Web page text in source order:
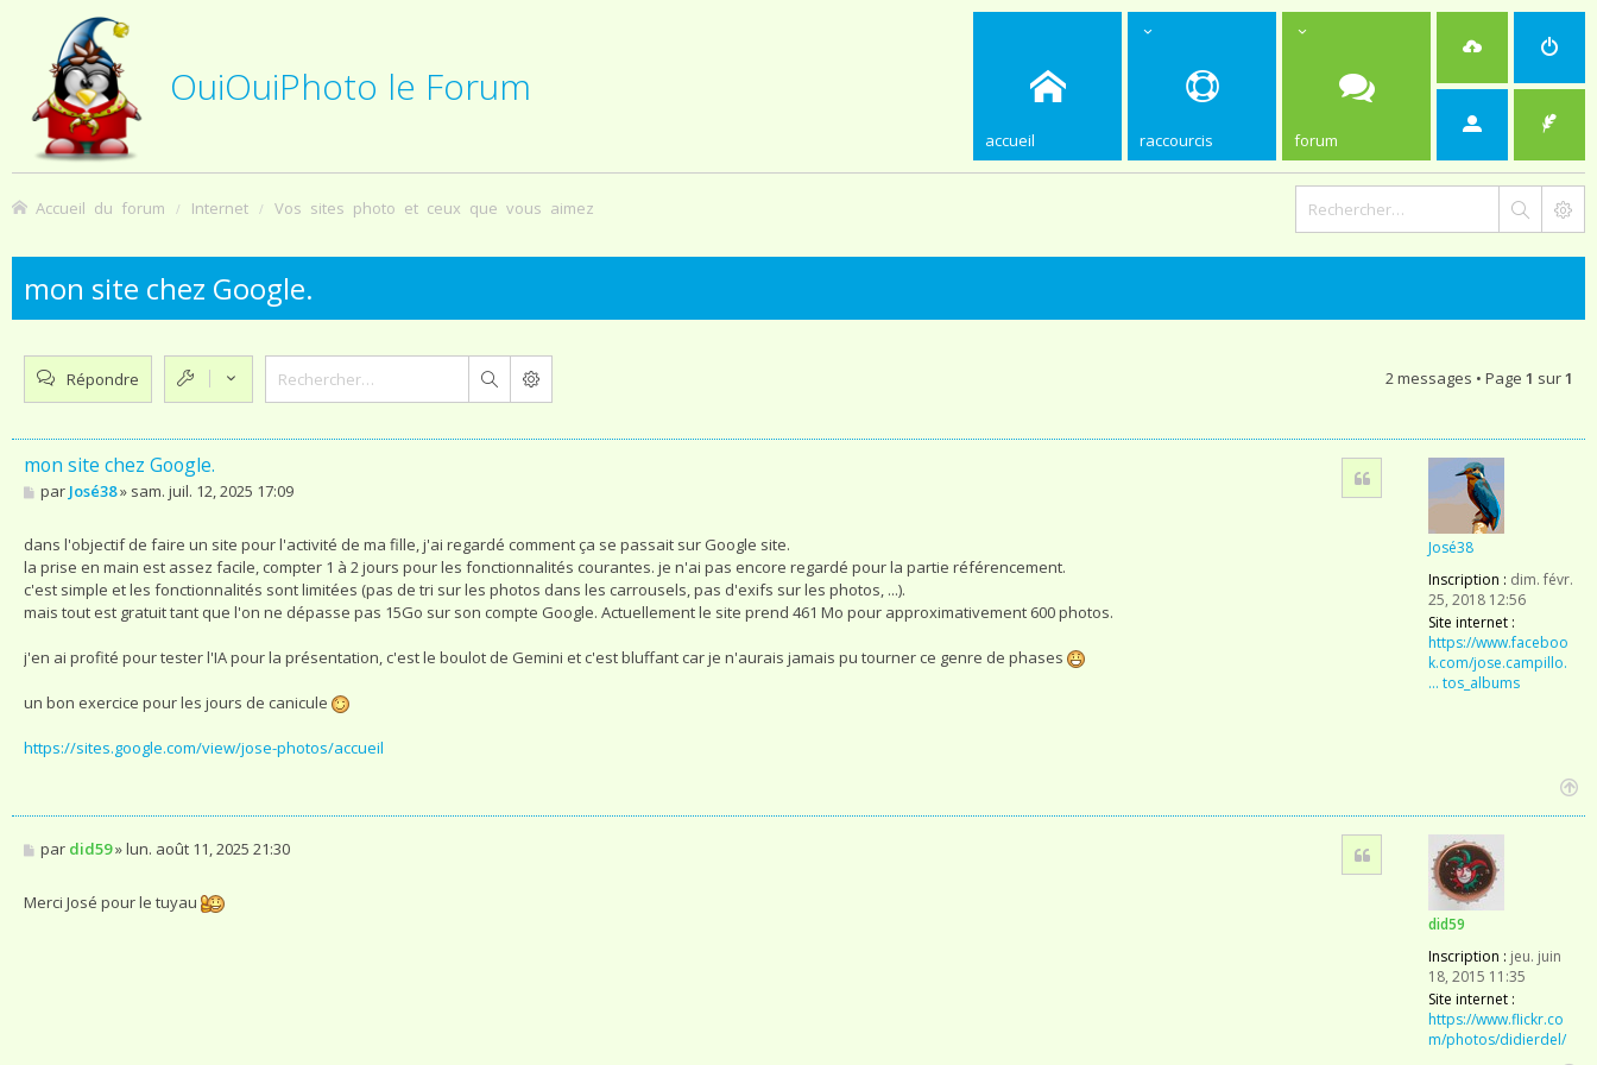
OuiOuiPhoto le Forum
accueil raccourcis forum
Accueil du forum Internet Vos sites photo et ceux que vous aimez
mon site chez Google.
Répondre Rechercher 2 messages • Page 1 sur1
José38
Inscription : dim. févr.
25, 2018 12:56
Site internet :
https://www.faceboo
k.com/jose.campillo.
... tos_albums
mon site chez Google.
Citation
M
e
s
a
g
e
par José38» sam. juil. 12, 2025 17:09
dans l'objectif de faire un site pour l'activité de ma fille, j'ai regardé comment ça se passait sur Google site.
la prise en main est assez facile, compter 1 à 2 jours pour les fonctionnalités courantes. je n'ai pas encore regardé pour la partie référencement.
c'est simple et les fonctionnalités sont limitées (pas de tri sur les photos dans les carrousels, pas d'exifs sur les photos, ...).
mais tout est gratuit tant que l'on ne dépasse pas 15Go sur son compte Google. Actuellement le site prend 461 Mo pour approximativement 600 photos.
j'en ai profité pour tester l'IA pour la présentation, c'est le boulot de Gemini et c'est bluffant car je n'aurais jamais pu tourner ce genre de phases
un bon exercice pour les jours de canicule
https://sites.google.com/view/jose-photos/accueil
did59
Inscription : jeu. juin
18, 2015 11:35
Site internet :
https://www.flickr.co
m/photos/didierdel/
Citation
M
e
s
par did59»lun. août 11, 2025 21:30
Merci José pour le tuyau